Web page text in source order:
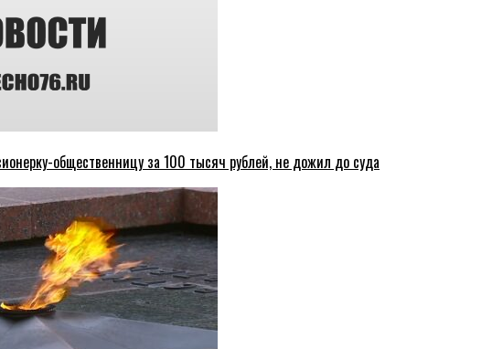
общественницу за 100 тысяч рублей, не дожил до суда